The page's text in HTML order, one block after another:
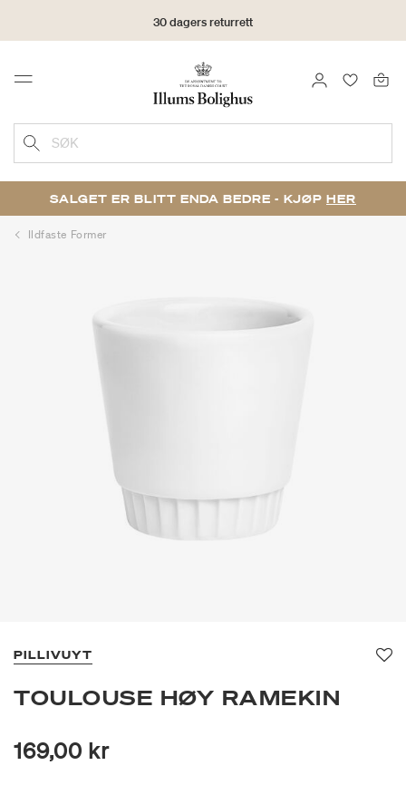
30 dagers returrett
Menu LOGG INN
SØK
SALGET ER BLITT ENDA BEDRE - KJØP HER
Ildfaste Former
PILLIVUYT
TOULOUSE HØY RAMEKIN
169,00 kr